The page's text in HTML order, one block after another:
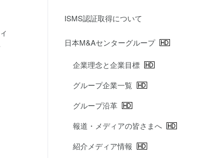
ISMS認証取得について
日本M&Aセンターグループ
企業理念と企業目標
グループ企業一覧
グループ沿革
報道・メディアの皆さまへ
紹介メディア情報